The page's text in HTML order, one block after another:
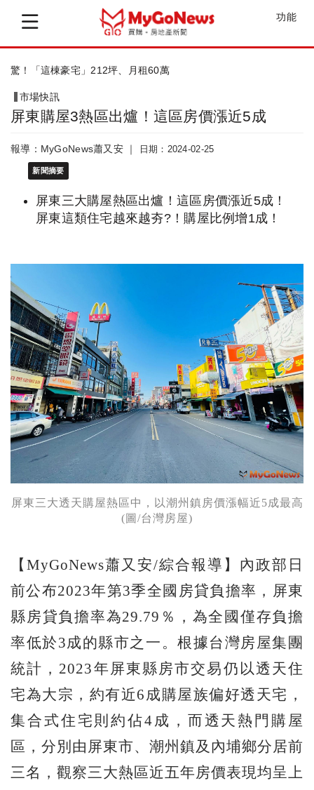
功能
「富邦藝庭」全台「中小坪數身價最高」指...
市場快訊
屏東購屋3熱區出爐！這區房價漲近5成
報導：MyGoNews蕭又安 ｜ 日期：2024-02-25
新聞摘要
屏東三大購屋熱區出爐！這區房價漲近5成！
屏東這類住宅越來越夯?！購屋比例增1成！
屏東三大透天購屋熱區中，以潮州鎮房價漲幅近5成最高
(圖/台灣房屋)
【MyGoNews蕭又安/綜合報導】內政部日
前公布2023年第3季全國房貸負擔率，屏東
縣房貸負擔率為29.79％，為全國僅存負擔
率低於3成的縣市之一。根據台灣房屋集團
統計，2023年屏東縣房市交易仍以透天住
宅為大宗，約有近6成購屋族偏好透天宅，
集合式住宅則約佔4成，而透天熱門購屋
區，分別由屏東市、潮州鎮及內埔鄉分居前
三名，觀察三大熱區近五年房價表現均呈上